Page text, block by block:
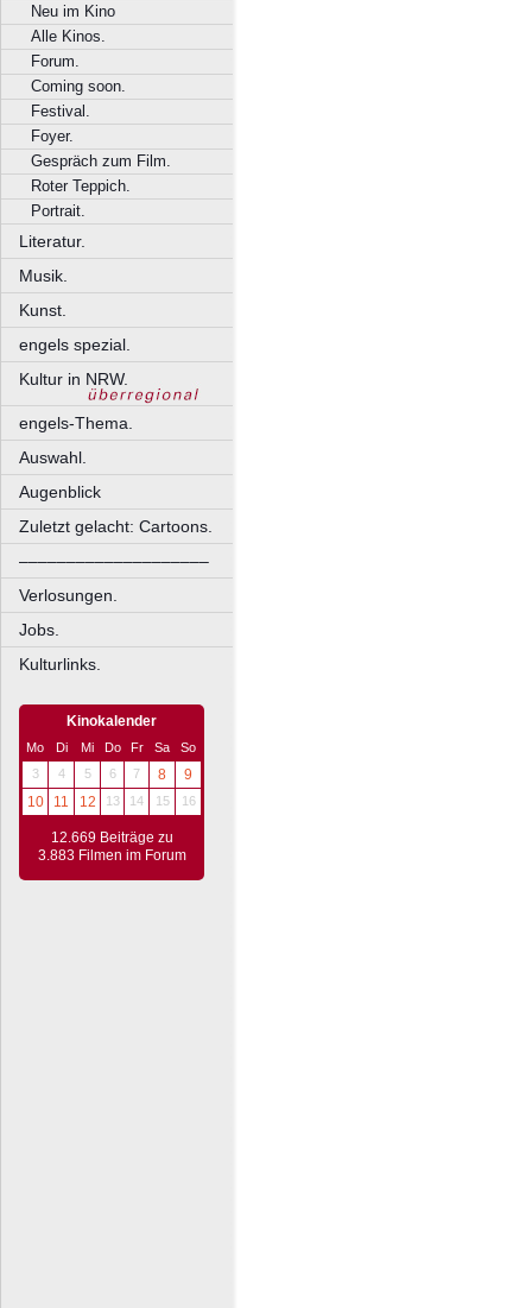
Neu im Kino
Alle Kinos.
Forum.
Coming soon.
Festival.
Foyer.
Gespräch zum Film.
Roter Teppich.
Portrait.
Literatur.
Musik.
Kunst.
engels spezial.
Kultur in NRW.
engels-Thema.
Auswahl.
Augenblick
Zuletzt gelacht: Cartoons.
––––––––––––––––––––
Verlosungen.
Jobs.
Kulturlinks.
Kinokalender
Mo Di Mi Do Fr Sa
So
3
4 5 6 7 8
9
10
11 12 13 14 15 16
12.669 Beiträge zu
3.883 Filmen im Forum